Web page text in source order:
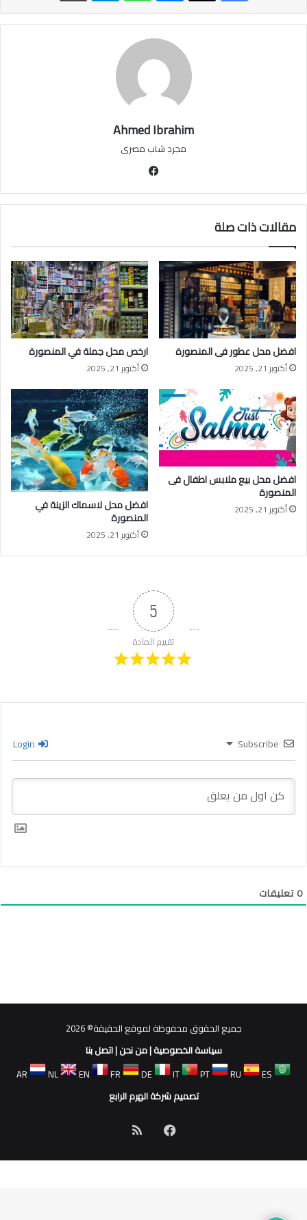
Ahmed Ibrahim
مجرد شاب مصرى
مقالات ذات صلة
افضل محل عطور فى المنصورة
أكتوبر 21, 2025
ارخص محل جملة في المنصورة
أكتوبر 21, 2025
افضل محل بيع ملابس اطفال فى
المنصورة
أكتوبر 21, 2025 افضل محل لاسماك الزينة في
المنصورة
أكتوبر 21, 2025
5
تقييم المادة
Subscribe
0تعليقات
جميع الحقوق محفوظة لموقع الحقيقة© 2026
سياسة الخصوصية|من نحن|اتصل بنا
AR
NL EN FR DE IT PT RU
ES
تصميم شركة الهرم الرابع
فيسبوك
الموقع